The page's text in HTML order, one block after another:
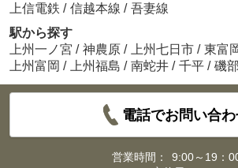
上信電鉄 / 信越本線 / 吾妻線
駅から探す
上州一ノ宮 / 神農原 / 上州七日市 / 東富
上州富岡 / 上州福島 / 南蛇井 / 千平 / 磯部
電話でお問い合
営業時間：
9:00～19：